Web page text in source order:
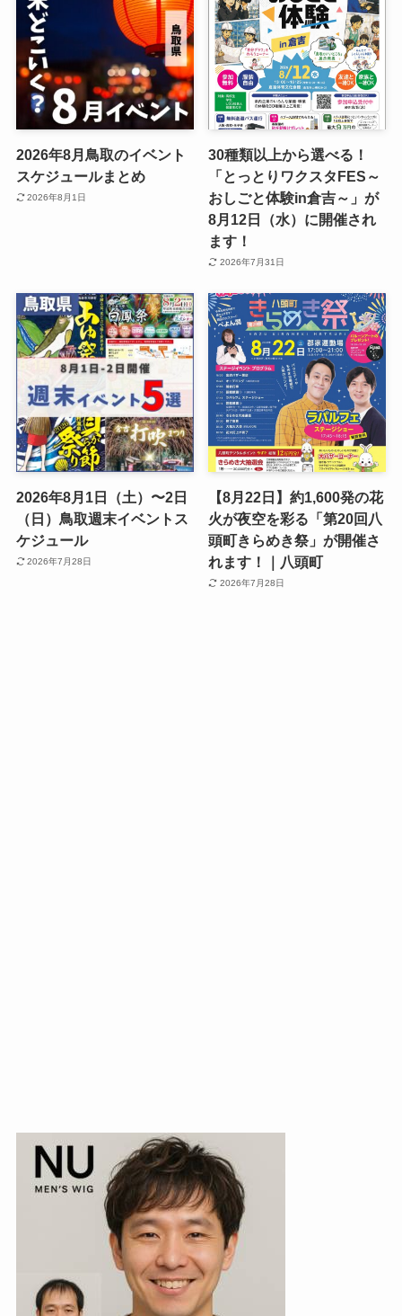
2026年8月鳥取のイベント
スケジュールまとめ
2026年8月1日
30種類以上から選べる！
「とっとりワクスタFES～
おしごと体験in倉吉～」が
8月12日（水）に開催され
ます！
2026年7月31日
2026年8月1日（土）〜2日
（日）鳥取週末イベントス
ケジュール
2026年7月28日
【8月22日】約1,600発の花
火が夜空を彩る「第20回八
頭町きらめき祭」が開催さ
れます！｜八頭町
2026年7月28日